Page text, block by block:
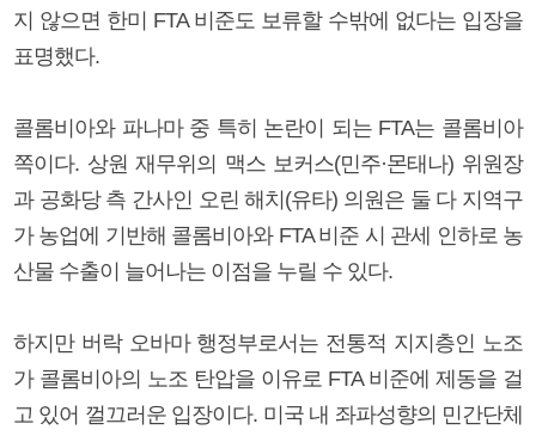
지 않으면 한미 FTA 비준도 보류할 수밖에 없다는 입장을
표명했다.
콜롬비아와 파나마 중 특히 논란이 되는 FTA는 콜롬비아
쪽이다. 상원 재무위의 맥스 보커스(민주·몬태나) 위원장
과 공화당 측 간사인 오린 해치(유타) 의원은 둘 다 지역구
가 농업에 기반해 콜롬비아와 FTA 비준 시 관세 인하로 농
산물 수출이 늘어나는 이점을 누릴 수 있다.
하지만 버락 오바마 행정부로서는 전통적 지지층인 노조
가 콜롬비아의 노조 탄압을 이유로 FTA 비준에 제동을 걸
고 있어 껄끄러운 입장이다. 미국 내 좌파성향의 민간단체